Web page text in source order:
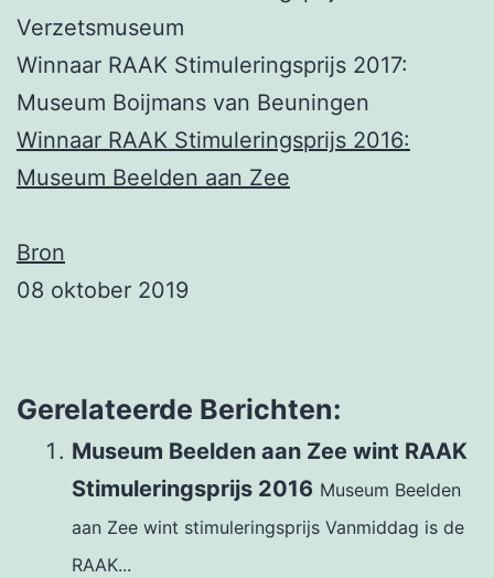
Verzetsmuseum
Winnaar RAAK Stimuleringsprijs 2017:
Museum Boijmans van Beuningen
Winnaar RAAK Stimuleringsprijs 2016:
Museum Beelden aan Zee
Bron
08 oktober 2019
Gerelateerde Berichten:
Museum Beelden aan Zee wint RAAK
Stimuleringsprijs 2016 Museum Beelden
aan Zee wint stimuleringsprijs Vanmiddag is de
RAAK...